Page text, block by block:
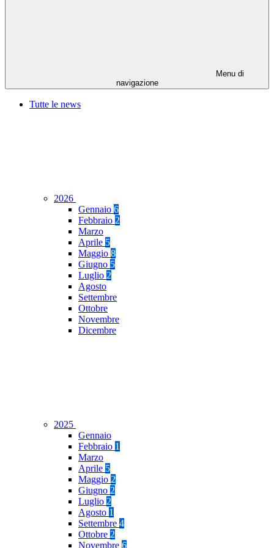
Menu di
navigazione
Tutte le news
2026
Gennaio 6
Febbraio 2
Marzo
Aprile 5
Maggio 8
Giugno 5
Luglio 2
Agosto
Settembre
Ottobre
Novembre
Dicembre
2025
Gennaio
Febbraio 1
Marzo
Aprile 5
Maggio 2
Giugno 2
Luglio 2
Agosto 1
Settembre 4
Ottobre 2
Novembre 6